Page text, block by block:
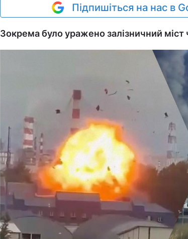
Підпишіться на нас в
Зокрема було уражено залізничний